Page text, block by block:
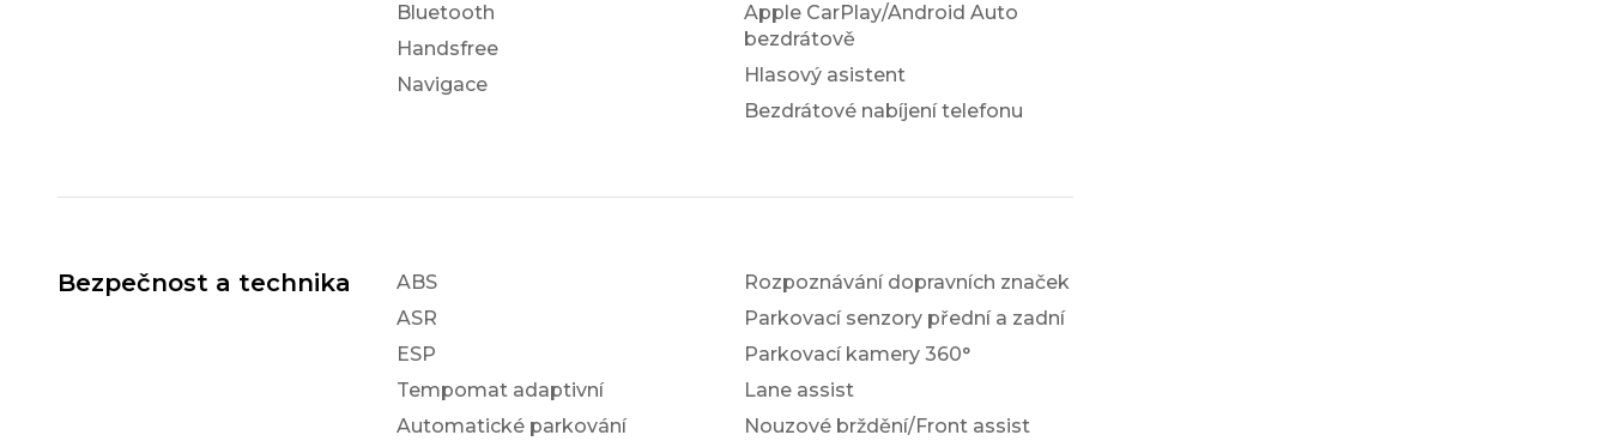
Bluetooth
Handsfree
Navigace
Apple CarPlay/Android Auto
bezdrátově
Hlasový asistent
Bezdrátové nabíjení telefonu
Bezpečnost a technika
ABS
ASR
ESP
Tempomat adaptivní
Automatické parkování
Rozpoznávání dopravních značek
Parkovací senzory přední a zadní
Parkovací kamery 360°
Lane assist
Nouzové brždění/Front assist